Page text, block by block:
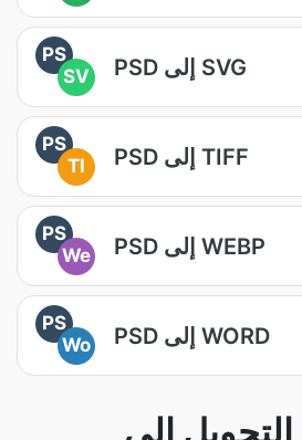
PS
SV
PSD إلى SVG
PS
TI
PSD إلى TIFF
PS
We
PSD إلى WEBP
PS
Wo
PSD إلى WORD